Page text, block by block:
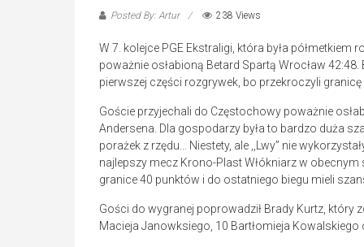
Posted By: Artur 238 Views
W 7. kolejce PGE Ekstraligi, która była
poważnie osłabioną Betard Spartą Wrocław
pierwszej części rozgrywek, bo przekroczyli
Goście przyjechali do Częstochowy poważnie
Andersena. Dla gospodarzy była to bardzo duża
porażek z rzędu… Niestety, ale ,,Lwy” nie
najlepszy mecz Krono-Plast Włókniarz w
granice 40 punktów i do ostatniego biegu mieli
Gości do wygranej poprowadził Brady Kurtz, który
Macieja Janowksiego, 10 Bartłomieja